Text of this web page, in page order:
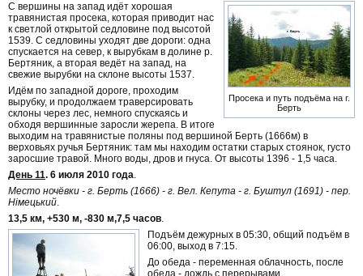
Просека и путь подъёма на г.
Берть
С вершины на запад идёт хорошая
травянистая просека, которая приводит нас
к светлой открытой седловине под высотой
1539. С седловины уходят две дороги: одна
спускается на север, к вырубкам в долине р.
Бертяник, а вторая ведёт на запад, на
свежие вырубки на склоне высоты 1537.
Идём по западной дороге, проходим
вырубку, и продолжаем траверсировать
склоны через лес, немного спускаясь и
обходя вершинные заросли жерепа. В итоге
выходим на травянистые поляны под вершиной Берть (1666м) в
верховьях ручья Бертяник: там мы находим остатки старых стоянок, густо
заросшие травой. Много воды, дров и гнуса. От высоты 1396 - 1,5 часа.
День 11. 6 июля 2010 года.
Место ночёвки - г. Берть (1666) - г. Вел. Кепута - г. Буштул (1691) - пер.
Німецький.
13,5 км, +530 м, -830 м,7,5 часов.
Подъём дежурных в 05:30, общий подъём в
06:00, выход в 7:15.
До обеда - переменная облачность, после
обеда - дождь с перерывами.